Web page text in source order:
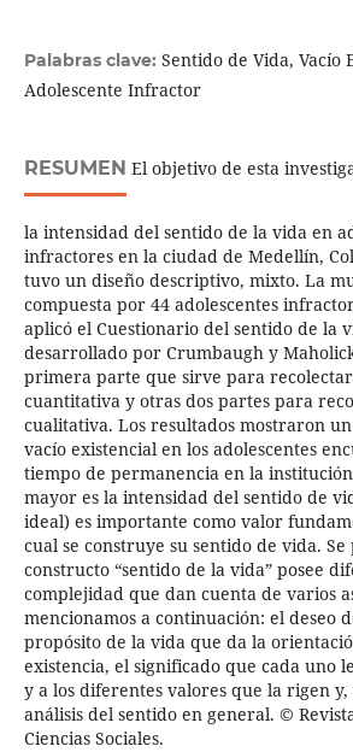
Palabras clave: Sentido de Vida, Vacío
Adolescente Infractor
RESUMEN El objetivo de esta
la intensidad del sentido de la vida en
infractores en la ciudad de Medellín,
tuvo un diseño descriptivo, mixto. La
compuesta por 44 adolescentes
aplicó el Cuestionario del sentido de la
desarrollado por Crumbaugh y
primera parte que sirve para
cuantitativa y otras dos partes para
cualitativa. Los resultados mostraron
vacío existencial en los adolescentes
tiempo de permanencia en la
mayor es la intensidad del sentido de
ideal) es importante como valor
cual se construye su sentido de vida.
constructo “sentido de la vida” posee
complejidad que dan cuenta de varios
mencionamos a continuación: el deseo
propósito de la vida que da la
existencia, el significado que cada uno
y a los diferentes valores que la rigen
análisis del sentido en general. ©
Ciencias Sociales.